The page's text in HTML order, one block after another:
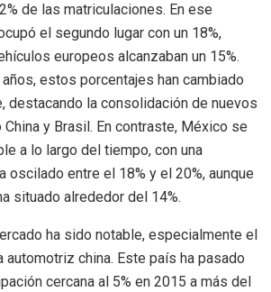
de las matriculaciones. En ese
el segundo lugar con un 18%,
europeos alcanzaban un 15%.
estos porcentajes han cambiado
destacando la consolidación de nuevos
y Brasil. En contraste, México se
a lo largo del tiempo, con una
oscilado entre el 18% y el 20%, aunque
situado alrededor del 14%.
ha sido notable, especialmente el
automotriz china. Este país ha pasado
cercana al 5% en 2015 a más del